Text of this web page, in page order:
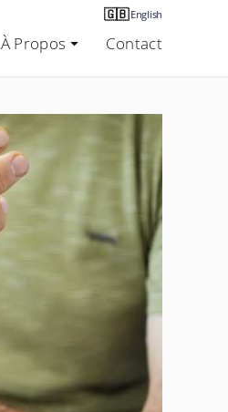
À Propos Contact
🇬🇧English